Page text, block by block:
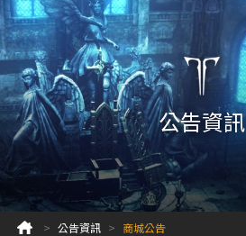
公告資訊
公告資訊 商城公告